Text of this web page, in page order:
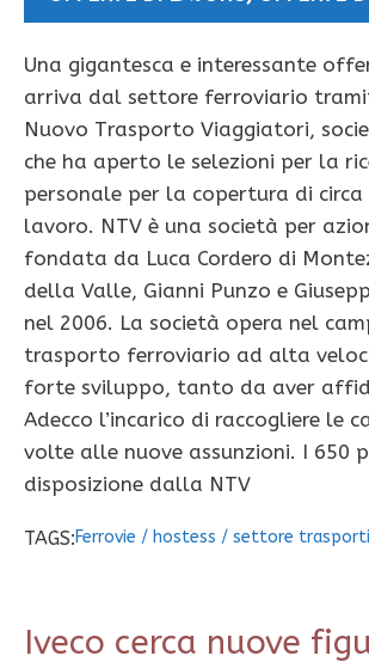
Una gigantesca e interessante
arriva dal settore ferroviario
Nuovo Trasporto Viaggiatori,
che ha aperto le selezioni per la
personale per la copertura di
lavoro. NTV è una società per
fondata da Luca Cordero di
della Valle, Gianni Punzo e
nel 2006. La società opera nel
trasporto ferroviario ad alta
forte sviluppo, tanto da aver
Adecco l’incarico di raccogliere le
volte alle nuove assunzioni. I 650
disposizione dalla NTV
TAGS:Ferrovie / hostess / settore trasporti
Iveco cerca nuove